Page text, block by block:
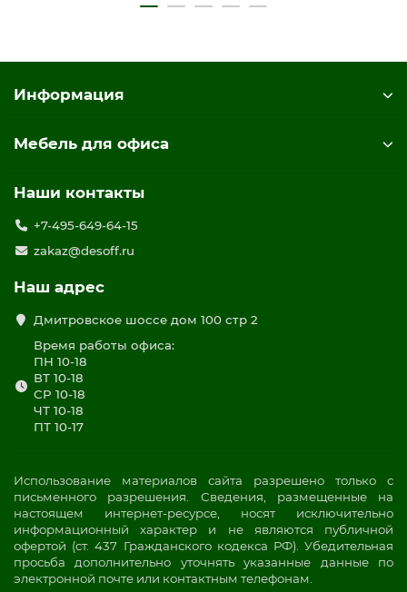
Информация
Мебель для офиса
Наши контакты
+7-495-649-64-15
zakaz@desoff.ru
Наш адрес
Дмитровское шоссе дом 100 стр 2
Время работы офиса:
ПН 10-18
ВТ 10-18
СР 10-18
ЧТ 10-18
ПТ 10-17
Использование материалов сайта разрешено только с
письменного разрешения. Сведения, размещенные на
настоящем интернет-ресурсе, носят исключительно
информационный характер и не являются публичной
офертой (ст. 437 Гражданского кодекса РФ). Убедительная
просьба дополнительно уточнять указанные данные по
электронной почте или контактным телефонам.